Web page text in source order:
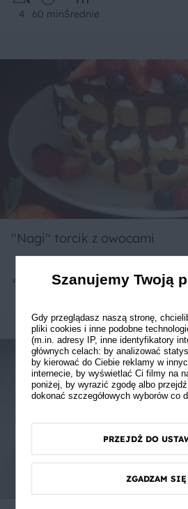
4 60 minŚrednie
''Nagi'' torcik z owocami
Szanujemy Twoją
Gdy przeglądasz naszą stronę,
pliki cookies i inne podobne
(m.in. adresy IP, inne identyfikatory
głównych celach: by analizować
by kierować do Ciebie reklamy w
internecie, by wyświetlać Ci filmy na
poniżej, by wyrazić zgodę albo
dokonać szczegółowych wyborów co
PRZEJDŹ DO
ZGADZAM SIĘ